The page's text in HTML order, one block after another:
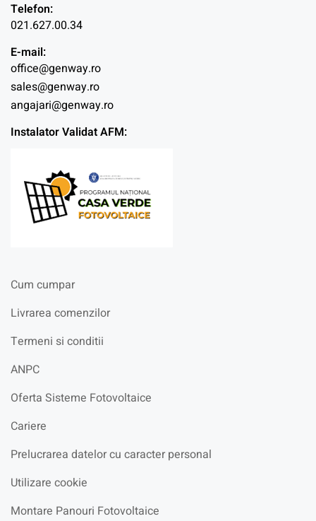
Telefon:
021.627.00.34
E-mail:
office@genway.ro
sales@genway.ro
angajari@genway.ro
Instalator Validat AFM:
Cum cumpar
Livrarea comenzilor
Termeni si conditii
ANPC
Oferta Sisteme Fotovoltaice
Cariere
Prelucrarea datelor cu caracter personal
Utilizare cookie
Montare Panouri Fotovoltaice